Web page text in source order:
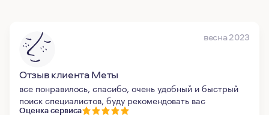
весна 2023
Отзыв клиента Меты
все понравилось, спасибо, очень удобный и быстрый
поиск специалистов, буду рекомендовать вас
Оценка сервиса